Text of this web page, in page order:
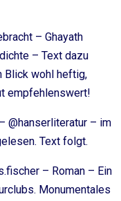
– Ghayath
– Text dazu
Blick wohl heftig,
empfehlenswert!
@hanserliteratur – im
Text folgt.
– Roman – Ein
Monumentales